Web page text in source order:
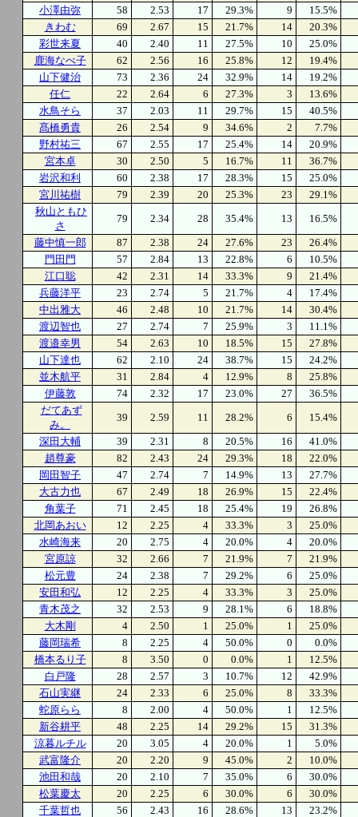
小澤由弥
58 2.53 17 29.3% 9
15.5%
きわむ
69 2.67 15 21.7% 14
20.3%
彩世来夏
40 2.40 11 27.5% 10
25.0%
鹿海なべ子
62 2.56 16 25.8% 12
19.4%
山下健治
73 2.36 24 32.9% 14
19.2%
任仁
22 2.64 6 27.3% 3
13.6%
水鳥そら
37 2.03 11 29.7% 15
40.5%
髙橋勇貴
26 2.54 9 34.6% 2
7.7%
野村祐三
67 2.55 17 25.4% 14
20.9%
宮本卓
30 2.50 5 16.7% 11
36.7%
岩沢和利
60 2.38 17 28.3% 15
25.0%
宮川祐樹
79 2.39 20 25.3% 23
29.1%
秋山ともひ
さ
79 2.34 28 35.4% 13
16.5%
藤中慎一郎
87 2.38 24 27.6% 23
26.4%
門田門
57 2.84 13 22.8% 6
10.5%
江口聡
42 2.31 14 33.3% 9
21.4%
兵藤洋平
23 2.74 5 21.7% 4
17.4%
中出雅大
46 2.48 10 21.7% 14
30.4%
渡辺智也
27 2.74 7 25.9% 3
11.1%
渡邉幸男
54 2.63 10 18.5% 15
27.8%
山下達也
62 2.10 24 38.7% 15
24.2%
並木航平
31 2.84 4 12.9% 8
25.8%
伊藤敦
74 2.32 17 23.0% 27
36.5%
だてあず
み。
39 2.59 11 28.2% 6
15.4%
深田大輔
39 2.31 8 20.5% 16
41.0%
趙尊豪
82 2.43 24 29.3% 18
22.0%
岡田智子
47 2.74 7 14.9% 13
27.7%
大古力也
67 2.49 18 26.9% 15
22.4%
角葉子
71 2.45 18 25.4% 19
26.8%
北岡あおい
12 2.25 4 33.3% 3
25.0%
水崎海来
20 2.75 4 20.0% 4
20.0%
宮原諒
32 2.66 7 21.9% 7
21.9%
松元豊
24 2.38 7 29.2% 6
25.0%
安田和弘
12 2.25 4 33.3% 3
25.0%
青木茂之
32 2.53 9 28.1% 6
18.8%
大木剛
4 2.50 1 25.0% 1
25.0%
藤岡瑞希
8 2.25 4 50.0% 0
0.0%
橋本るり子
8 3.50 0 0.0% 1
12.5%
白戸隆
28 2.57 3 10.7% 12
42.9%
石山実継
24 2.33 6 25.0% 8
33.3%
蛇原らら
8 2.00 4 50.0% 1
12.5%
新谷耕平
48 2.25 14 29.2% 15
31.3%
涼暮ルチル
20 3.05 4 20.0% 1
5.0%
武富隆介
20 2.20 9 45.0% 2
10.0%
池田和哉
20 2.10 7 35.0% 6
30.0%
松葉慶太
20 2.25 6 30.0% 6
30.0%
千葉哲也
56 2.43 16 28.6% 13 23.2%